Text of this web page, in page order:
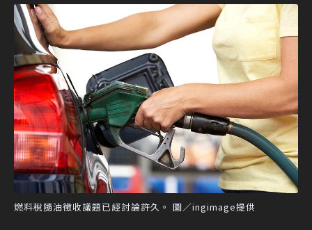
燃料稅隨油徵收議題已經討論許久。 圖／ingimage提供